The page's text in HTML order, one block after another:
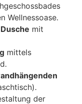
Wellnessoase.
mit
mittels
der